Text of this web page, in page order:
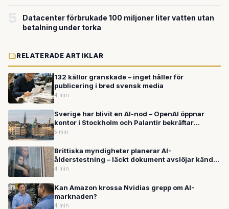
Datacenter förbrukade 100 miljoner liter vatten utan
betalning under torka
RELATERADE ARTIKLAR
132 källor granskade – inget håller för
publicering i bred svensk media
4 min
Sverige har blivit en AI-nod – OpenAI öppnar
kontor i Stockholm och Palantir bekräftar
hemligt försvarssamarbete
5 min
Brittiska myndigheter planerar AI-
ålderstestning – läckt dokument avslöjar kända
brister som kan mista barn för vuxna
4 min
Kan Amazon krossa Nvidias grepp om AI-
marknaden?
4 min